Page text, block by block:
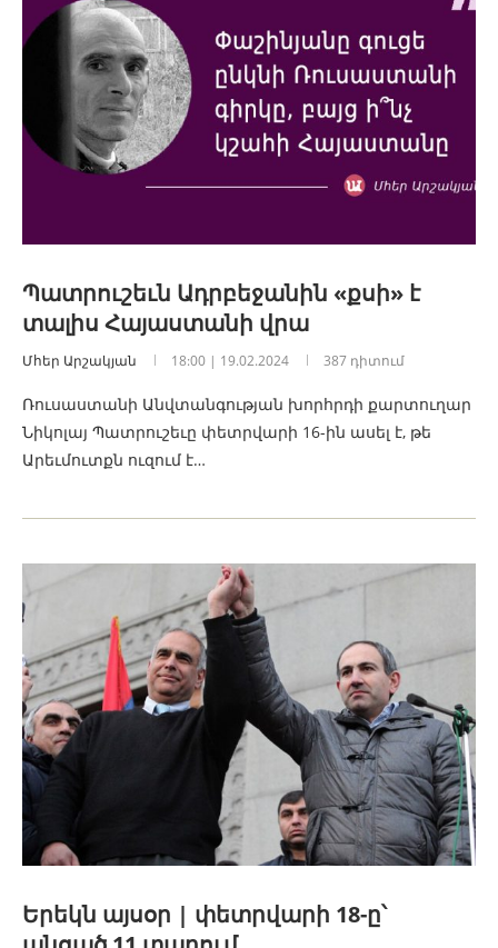
Պատրուշեւն Ադրբեջանին «քսի» է
տալիս Հայաստանի վրա
Մհեր Արշակյան 18:00 | 19.02.2024 387 դիտում
Ռուսաստանի Անվտանգության խորհրդի քարտուղար
Նիկոլայ Պատրուշեւը փետրվարի 16-ին ասել է, թե
Արեւմուտքն ուզում է…
Երեկն այսօր | փետրվարի 18-ը՝